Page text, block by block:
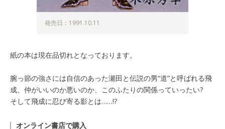
発売日：1991.10.11
紙の本は現在品切れとなっております。
腕っ節の強さには自信のあった瀬田と伝説の男“道”と呼ばれる飛
成、仲がいいのか悪いのか、このふたりの関係っていったい?
そして飛成に忍び寄る影とは……!?
オンライン書店で購入